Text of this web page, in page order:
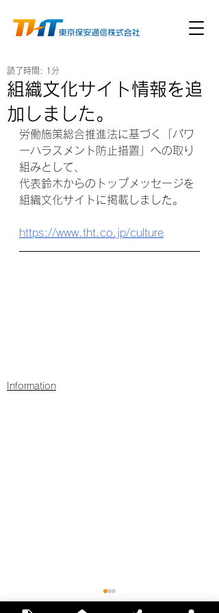
組織文化サイト情報を追
加しました。
読了時間: 1分
労働施策総合推進法に基づく「パワ
ーハラスメント防止措置」への取り
組みとして、
代表鈴木からのトップメッセージを
組織文化サイトに掲載しました。
https://www.tht.co.jp/culture
Information